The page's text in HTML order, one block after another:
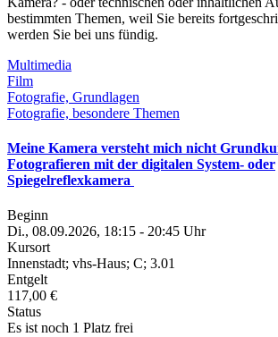
bestimmten Themen, weil Sie bereits
werden Sie bei uns fündig.
Multimedia
Film
Fotografie, Grundlagen
Fotografie, besondere Themen
Meine Kamera versteht mich nicht
Fotografieren mit der digitalen System- oder
Spiegelreflexkamera
Beginn
Di., 08.09.2026, 18:15 - 20:45 Uhr
Kursort
Innenstadt; vhs-Haus; C; 3.01
Entgelt
117,00 €
Status
Es ist noch 1 Platz frei